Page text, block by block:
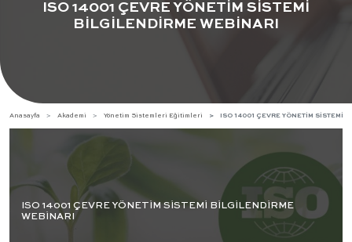
ISO 14001 ÇEVRE YÖNETİM SİSTEMİ
BİLGİLENDİRME WEBİNARI
Anasayfa Akademi Yönetim Sistemleri Eğitimleri ISO 14001 ÇEVRE YÖNETİM SİSTEMİ
ISO 14001 ÇEVRE YÖNETİM SİSTEMİ BİLGİLENDİRME
WEBİNARI